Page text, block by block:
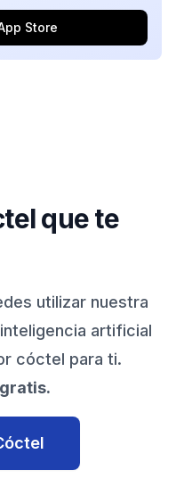
Store
que te
utilizar nuestra
artificial
cóctel para ti.